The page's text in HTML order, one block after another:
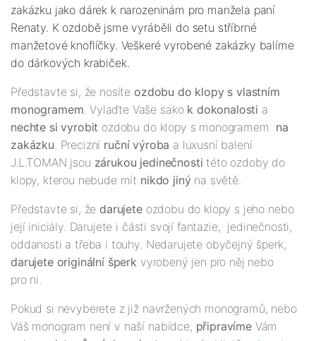
zakázku jako dárek k narozeninám pro manžela paní
Renaty. K ozdobě jsme vyráběli do setu stříbrné
manžetové knoflíčky. Veškeré vyrobené zakázky balíme
do dárkových krabiček.
Představte si, že nosíte ozdobu do klopy s vlastním
monogramem. Vylaďte Vaše sako k dokonalosti a
nechte si vyrobit ozdobu do klopy s monogramem na
zakázku. Precizní ruční výroba a luxusní balení
J.L.TOMAN jsou zárukou jedinečnostitéto ozdoby do
klopy, kterou nebude mít nikdo jinýna světě.
Představte si, že darujeteozdobu do klopy s jeho nebo
její iniciály. Darujete i části svojí fantazie, jedinečnosti,
oddanosti a třeba i touhy. Nedarujete obyčejný šperk,
darujete originální šperk vyrobený jen pro něj nebo
pro ni.
Pokud si nevyberete z již navržených monogramů, nebo
Váš monogram není v naší nabídce, připravíme Vám